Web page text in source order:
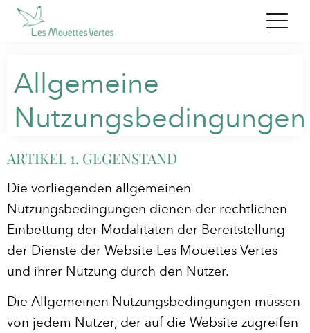
Allgemeine
Nutzungsbedingungen
ARTIKEL 1. GEGENSTAND
Die vorliegenden allgemeinen
Nutzungsbedingungen dienen der rechtlichen
Einbettung der Modalitäten der Bereitstellung
der Dienste der Website Les Mouettes Vertes
und ihrer Nutzung durch den Nutzer.
Die Allgemeinen Nutzungsbedingungen müssen
von jedem Nutzer, der auf die Website zugreifen